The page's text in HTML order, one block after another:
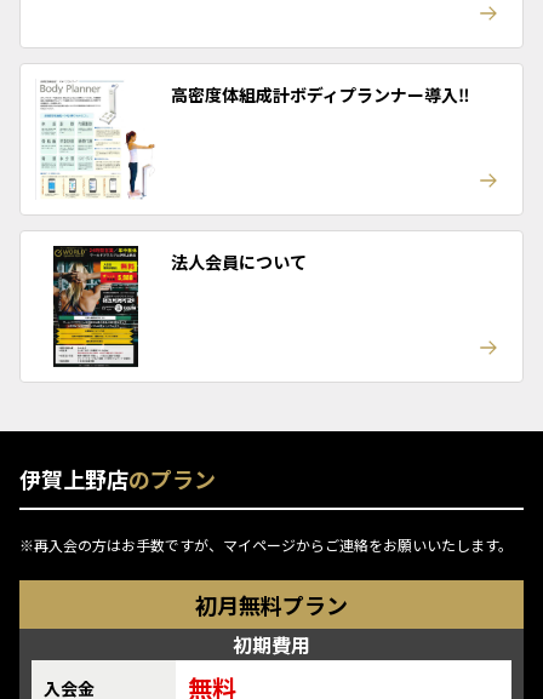
高密度体組成計ボディプランナー導入‼︎
法人会員について
伊賀上野店のプラン
※再入会の方はお手数ですが、マイページからご連絡をお願いいたします。
初月無料プラン
初期費用
入会金 無料